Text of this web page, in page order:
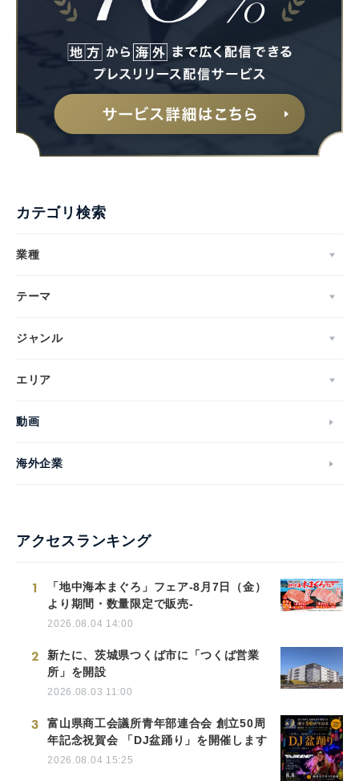
カテゴリ検索
業種
テーマ
ジャンル
エリア
動画
海外企業
アクセスランキング
1
「地中海本まぐろ」フェア-8月7日（金）
より期間・数量限定で販売-
2026.08.04 14:00
2
新たに、茨城県つくば市に「つくば営業
所」を開設
2026.08.03 11:00
3
富山県商工会議所青年部連合会 創立50周
年記念祝賀会 「DJ盆踊り」を開催します
2026.08.04 15:25